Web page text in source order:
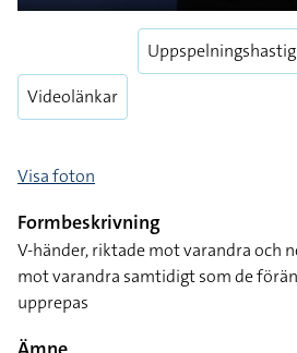
Play
Videolänkar
Visa foton
Formbeskrivning
V-händer, riktade mot varandra och
mot varandra samtidigt som de
upprepas